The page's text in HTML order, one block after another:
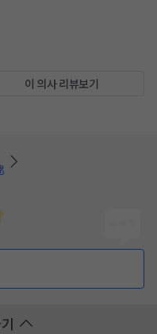
이 의사 리뷰보기